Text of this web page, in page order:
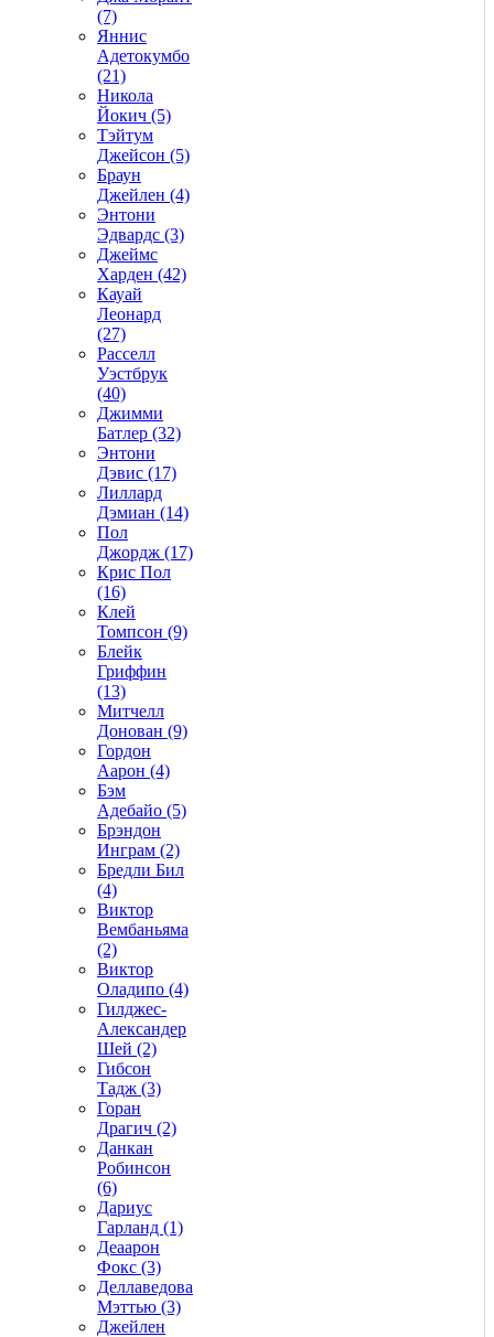
(7)
Яннис
Адетокумбо
(21)
Никола
Йокич (5)
Тэйтум
Джейсон (5)
Браун
Джейлен (4)
Энтони
Эдвардс (3)
Джеймс
Харден (42)
Кауай
Леонард
(27)
Расселл
Уэстбрук
(40)
Джимми
Батлер (32)
Энтони
Дэвис (17)
Лиллард
Дэмиан (14)
Пол
Джордж (17)
Крис Пол
(16)
Клей
Томпсон (9)
Блейк
Гриффин
(13)
Митчелл
Донован (9)
Гордон
Аарон (4)
Бэм
Адебайо (5)
Брэндон
Инграм (2)
Бредли Бил
(4)
Виктор
Вембаньяма
(2)
Виктор
Оладипо (4)
Гилджес-
Александер
Шей (2)
Гибсон
Тадж (3)
Горан
Драгич (2)
Данкан
Робинсон
(6)
Дариус
Гарланд (1)
Деаарон
Фокс (3)
Деллаведова
Мэттью (3)
Джейлен